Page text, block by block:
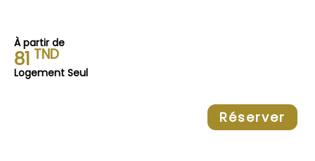
À partir de
81 TND
Logement Seul
Réserver